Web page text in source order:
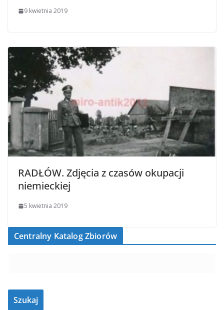
9 kwietnia 2019
RADŁÓW. Zdjęcia z czasów okupacji
niemieckiej
5 kwietnia 2019
Centralny Katalog Zbiorów